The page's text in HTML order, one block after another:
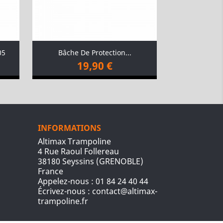
Bâche De Protection...
19,90 €
INFORMATIONS
Altimax Trampoline
4 Rue Raoul Follereau
38180 Seyssins (GRENOBLE)
France
Appelez-nous : 01 84 24 40 44
Écrivez-nous : contact@altimax-
trampoline.fr